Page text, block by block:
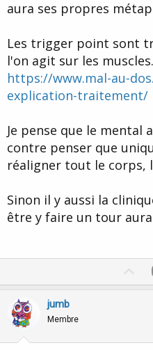
aura ses propres
Les trigger point sont
l'on agit sur les muscles.
https://www.mal-au-
explication-traitement/
Je pense que le mental
contre penser que
réaligner tout le corps,
Sinon il y aussi la
être y faire un tour
p
t
jumb
Membre